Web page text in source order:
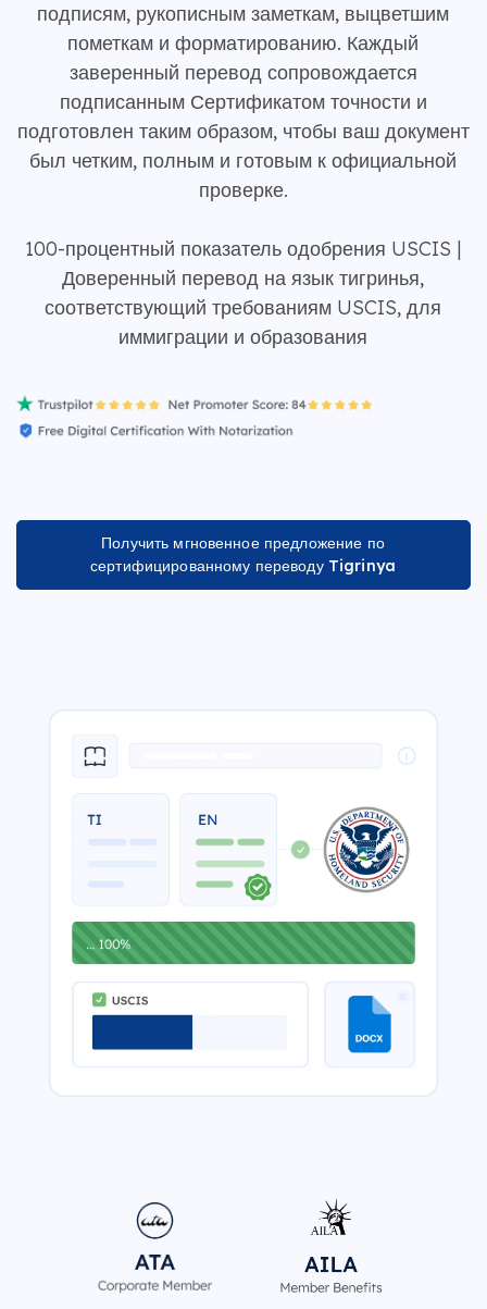
подписям, рукописным заметкам, выцветшим
пометкам и форматированию. Каждый
заверенный перевод сопровождается
подписанным Сертификатом точности и
подготовлен таким образом, чтобы ваш документ
был четким, полным и готовым к официальной
проверке.
100-процентный показатель одобрения USCIS |
Доверенный перевод на язык тигринья,
соответствующий требованиям USCIS, для
иммиграции и образования
Получить мгновенное предложение по
сертифицированному переводу Tigrinya